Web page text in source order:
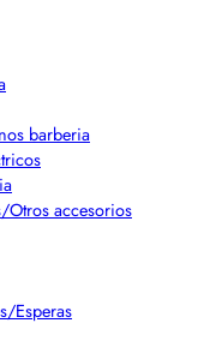
barberia
accesorios
Esperas